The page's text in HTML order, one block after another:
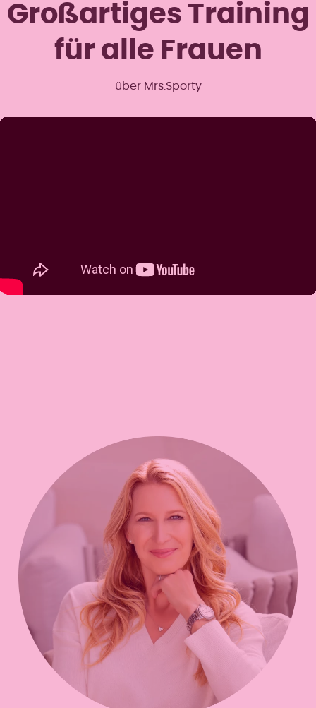
Großartiges Training
für alle Frauen
über Mrs.Sporty